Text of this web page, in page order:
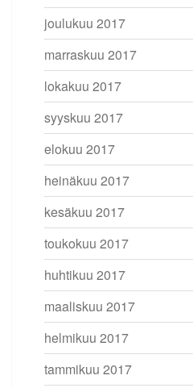
joulukuu 2017
marraskuu 2017
lokakuu 2017
syyskuu 2017
elokuu 2017
heinäkuu 2017
kesäkuu 2017
toukokuu 2017
huhtikuu 2017
maaliskuu 2017
helmikuu 2017
tammikuu 2017